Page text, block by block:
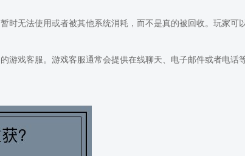
时无法使用或者被其他系统消耗，而不是真的被回收。玩家可
游戏客服。游戏客服通常会提供在线聊天、电子邮件或者电